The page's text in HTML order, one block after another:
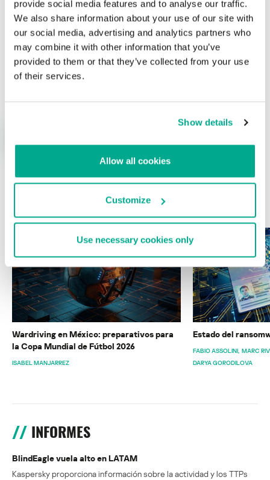
provide social media features and to analyse our traffic.
We also share information about your use of our site with
our social media, advertising and analytics partners who
may combine it with other information that you’ve
provided to them or that they’ve collected from your use
of their services.
Show details
Allow all cookies
Customize
Use necessary cookies only
Nombre*
ÚLTIMAS PUBLICACIONES
Wardriving en México: preparativos para
la Copa Mundial de Fútbol 2026
ISABEL MANJARREZ
Estado del
FABIO ASSOLINI MARC
DARYA GORODILOVA
INFORMES
BlindEagle vuela alto en LATAM
Kaspersky proporciona información sobre la actividad y los TTPs